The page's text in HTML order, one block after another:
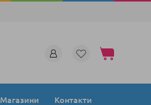
Моята количка
Магазини Контакти